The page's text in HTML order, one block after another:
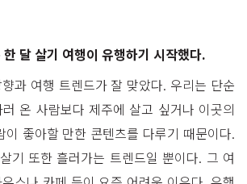
달 살기 여행이 유행하기 시작했다.
과 여행 트렌드가 잘 맞았다. 우리는 단순
온 사람보다 제주에 살고 싶거나 이곳의
이 좋아할 만한 콘텐츠를 다루기 때문이다.
기 또한 흘러가는 트렌드일 뿐이다. 그 여